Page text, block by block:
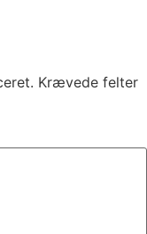
Krævede felter